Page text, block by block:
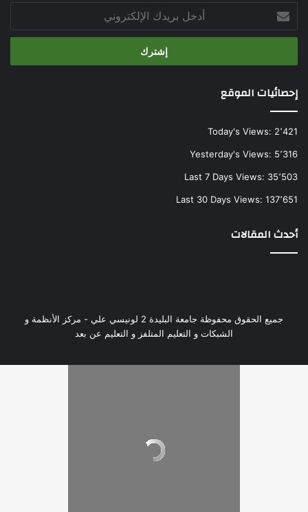
بريدك
الإلكتروني
إحصائيات الموقع
Today's Views: 2٬421
Yesterday's Views: 5٬316
Last 7 Days Views: 35٬503
Last 30 Days Views: 137٬651
أحدث المقالات
جميع الحقوق محفوظة جامعة البليدة 2 لونيسي علي - مركز الأنظمة و
الشبكات و التعليم المتلفز و التعليم عن بعد